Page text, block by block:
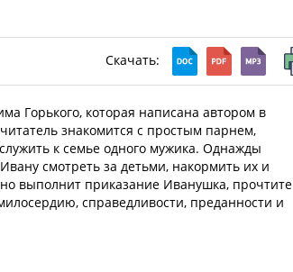
Скачать:
Горького, которая написана автором в
знакомится с простым парнем,
к семье одного мужика. Однажды
смотреть за детьми, накормить их и
выполнит приказание Иванушка, прочтите
справедливости, преданности и